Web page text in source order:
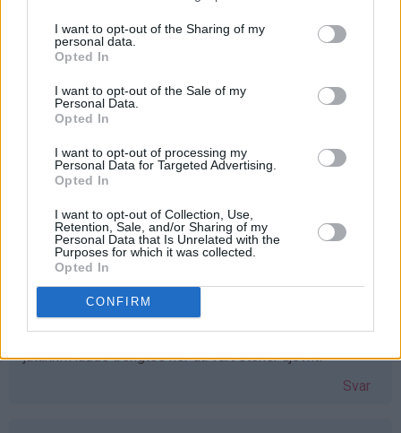
I want to opt-out of the Sharing of my
personal data.
Opted In
I want to opt-out of the Sale of my
Personal Data.
Opted In
I want to opt-out of processing my
Personal Data for Targeted Advertising.
Opted In
I want to opt-out of Collection, Use,
Retention, Sale, and/or Sharing of my
Personal Data that Is Unrelated with the
Purposes for which it was collected.
Opted In
CONFIRM
Iselin - 24.03.2015 - 16:19
Elsker vafler! greit med et nytt vaffeljern som erstatter
det gamle ødelagte :D Elsker bloggen!!
Skulle varit väldigt glad för ett våffeljärn!!
Gunn-Mari - 24.03.2015 - 16:23
jatakk!!Hadde trengtes her da vårt steker ujevnt!
Svar